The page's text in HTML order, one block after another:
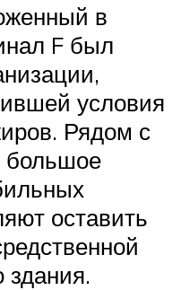
в
F был
условия
Рядом с
большое
оставить
здания.